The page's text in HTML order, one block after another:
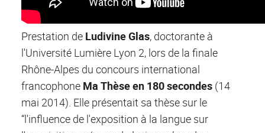
Prestation de Ludivine Glas, doctorante à
l'Université Lumière Lyon 2, lors de la finale
Rhône-Alpes du concours international
francophone Ma Thèse en 180 secondes (14
mai 2014). Elle présentait sa thèse sur le
“l'influence de l'exposition à la langue sur